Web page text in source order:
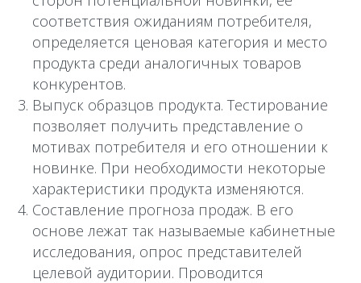
соответствия ожиданиям потребителя,
определяется ценовая категория и место
продукта среди аналогичных товаров
конкурентов.
Выпуск образцов продукта. Тестирование
позволяет получить представление о
мотивах потребителя и его отношении к
новинке. При необходимости некоторые
характеристики продукта изменяются.
Составление прогноза продаж. В его
основе лежат так называемые кабинетные
исследования, опрос представителей
целевой аудитории. Проводится